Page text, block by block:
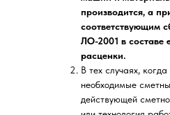
производится, а
соответствующим
ЛО-2001 в составе
расценки.
В тех случаях, когда
необходимые
действующей